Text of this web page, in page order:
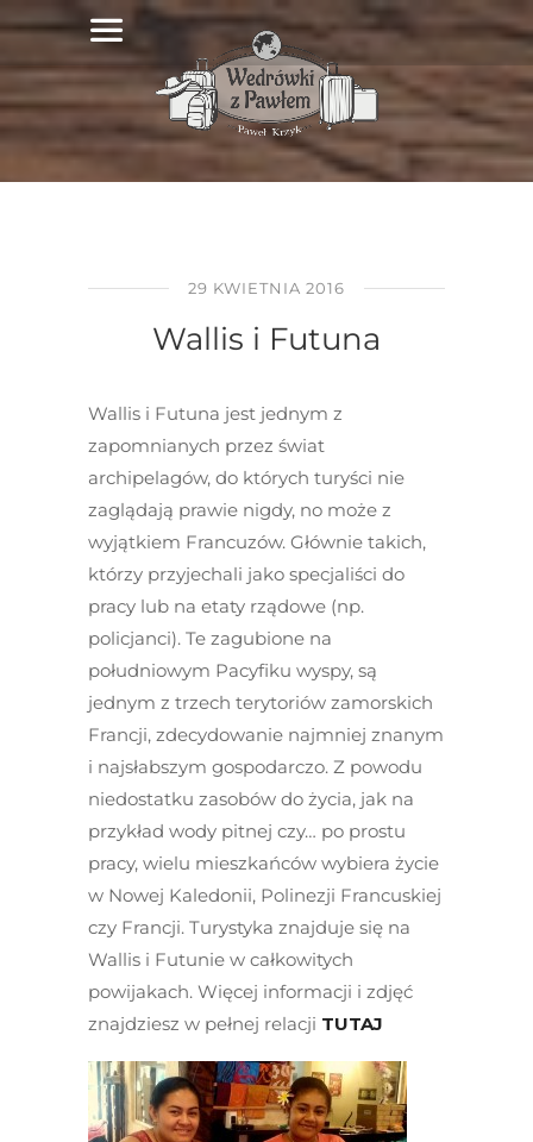
29 KWIETNIA 2016
Wallis i Futuna
Wallis i Futuna jest jednym z
zapomnianych przez świat
archipelagów, do których turyści nie
zaglądają prawie nigdy, no może z
wyjątkiem Francuzów. Głównie takich,
którzy przyjechali jako specjaliści do
pracy lub na etaty rządowe (np.
policjanci). Te zagubione na
południowym Pacyfiku wyspy, są
jednym z trzech terytoriów zamorskich
Francji, zdecydowanie najmniej znanym
i najsłabszym gospodarczo. Z powodu
niedostatku zasobów do życia, jak na
przykład wody pitnej czy… po prostu
pracy, wielu mieszkańców wybiera życie
w Nowej Kaledonii, Polinezji Francuskiej
czy Francji. Turystyka znajduje się na
Wallis i Futunie w całkowitych
powijakach. Więcej informacji i zdjęć
znajdziesz w pełnej relacji TUTAJ